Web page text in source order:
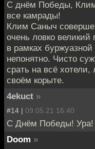
С днём Победы,
все камрады!
Клим Саныч
очень ловко великий
в рамках буржуазной
непонятно. Чисто
срать на всё
своём корыте.
4ekuct »
#14 | 09.05.21 16:40
С Днём Победы! Ура!
Doom »